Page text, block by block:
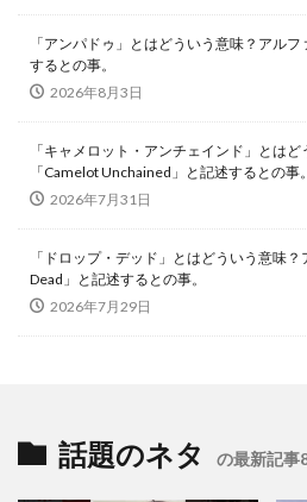
「アンパドゥ」とはどういう意味？アル
するとの事。
2026年8月3日
「キャメロット・アンチェインド」とは
「Camelot Unchained」と記述するとの事。
2026年7月31日
「ドロップ・デッド」とはどういう意味
Dead」と記述するとの事。
2026年7月29日
話題のネタ の最新記事